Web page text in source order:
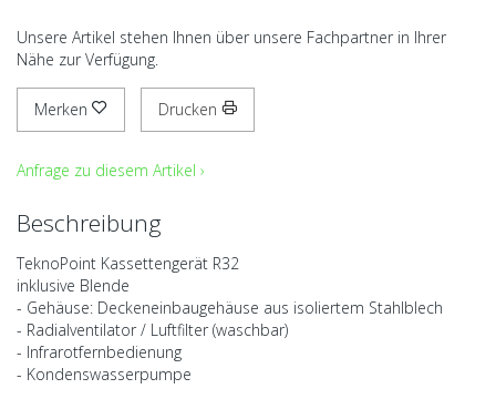
Unsere Artikel stehen Ihnen über unsere Fachpartner in Ihrer
Nähe zur Verfügung.
Merken Drucken
Anfrage zu diesem Artikel ›
Beschreibung
TeknoPoint Kassettengerät R32
inklusive Blende
- Gehäuse: Deckeneinbaugehäuse aus isoliertem Stahlblech
- Radialventilator / Luftfilter (waschbar)
- Infrarotfernbedienung
- Kondenswasserpumpe